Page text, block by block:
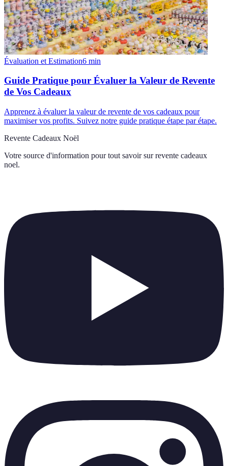
Évaluation et Estimation6 min
Guide Pratique pour Évaluer la Valeur de Revente
de Vos Cadeaux
Apprenez à évaluer la valeur de revente de vos cadeaux pour
maximiser vos profits. Suivez notre guide pratique étape par étape.
Revente Cadeaux Noël
Votre source d'information pour tout savoir sur revente cadeaux
noel.